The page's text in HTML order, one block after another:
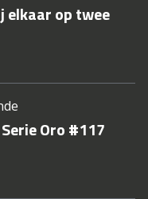
elkaar op twee
Oro #117